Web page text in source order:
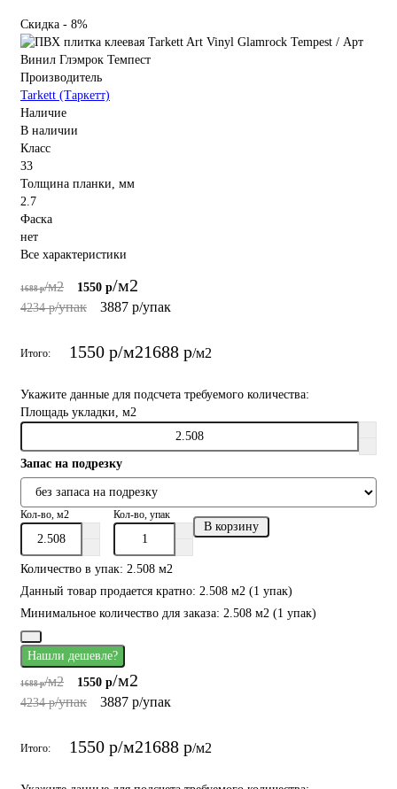
Скидка - 8%
Производитель
Tarkett (Таркетт)
Наличие
В наличии
Класс
33
Толщина планки, мм
2.7
Фаска
нет
Все характеристики
1688 р/м2 1550 р/м2
4234 р/упак 3887 р/упак
Итого: 1550 р/м21688 р/м2
Укажите данные для подсчета требуемого количества:
Площадь укладки, м2
Запас на подрезку
Кол-во, м2 Кол-во, упак
В корзину
Количество в упак: 2.508 м2
Данный товар продается кратно: 2.508 м2 (1 упак)
Минимальное количество для заказа: 2.508 м2 (1 упак)
Нашли дешевле?
1688 р/м2 1550 р/м2
4234 р/упак 3887 р/упак
Итого: 1550 р/м21688 р/м2